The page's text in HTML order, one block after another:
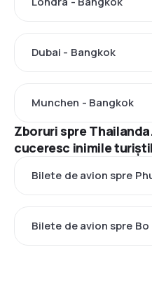
Dubai - Bangkok
Munchen - Bangkok
Zboruri spre
cuceresc inimile
Bilete de avion spre
Bilete de avion spre